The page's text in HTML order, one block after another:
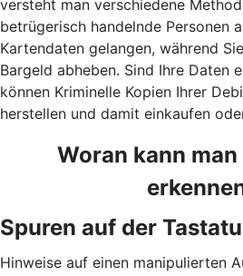
versteht man verschiedene
betrügerisch handelnde Personen
Kartendaten gelangen, während
Bargeld abheben. Sind Ihre Daten
können Kriminelle Kopien Ihrer
herstellen und damit einkaufen
Woran kann
Spuren auf der
Hinweise auf einen manipulierten